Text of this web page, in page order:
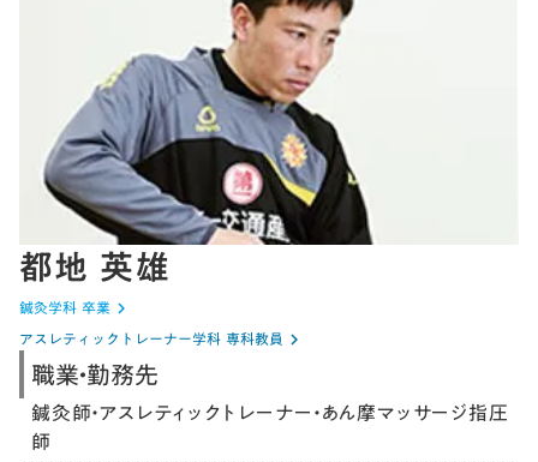
都地 英雄
鍼灸学科 卒業 keyboard_arrow_right
アスレティックトレーナー学科 専科教員 keyboard_arrow_right
職業・勤務先
鍼灸師・アスレティックトレーナー・あん摩マッサージ指圧
師